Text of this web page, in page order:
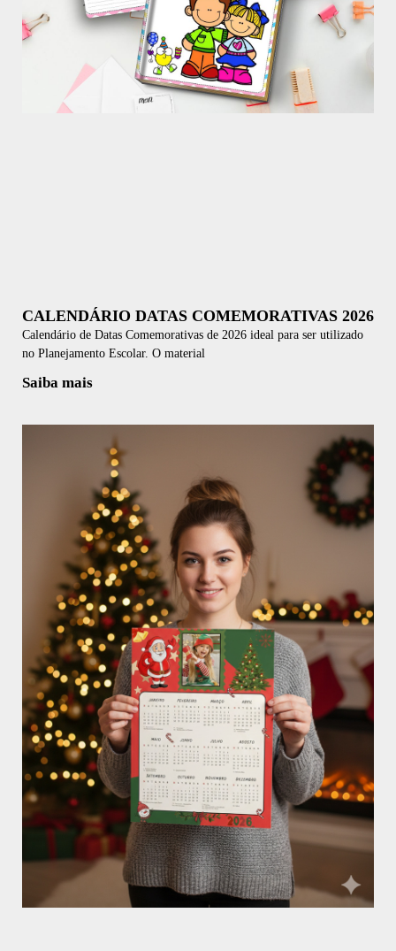
CALENDÁRIO DATAS COMEMORATIVAS 2026
Calendário de Datas Comemorativas de 2026 ideal para ser utilizado
no Planejamento Escolar. O material
Saiba mais